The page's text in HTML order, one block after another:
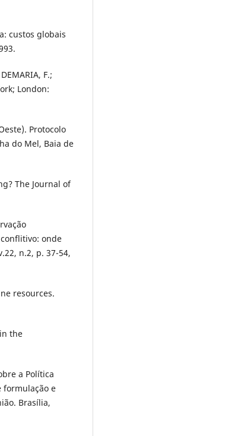
custos globais
F.;
London:
Protocolo
do Mel, Baia de
The Journal of
onde
n.2, p. 37-54,
resources.
the
a Política
formulação e
Brasília,